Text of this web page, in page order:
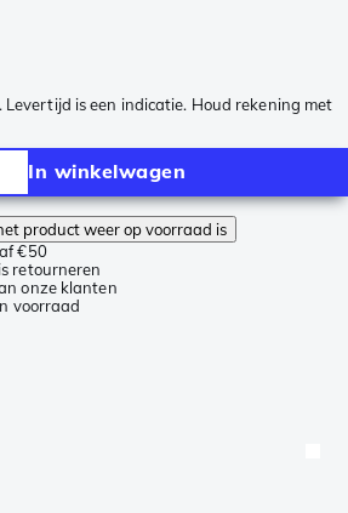
is een indicatie. Houd rekening met
In winkelwagen
product weer op voorraad is
€50
retourneren
onze klanten
voorraad